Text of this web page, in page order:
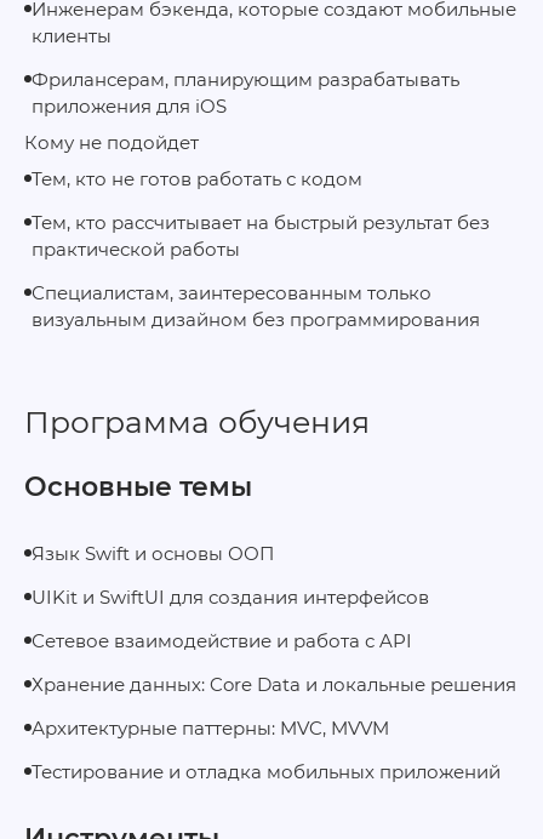
Инженерам бэкенда, которые создают мобильные
клиенты
Фрилансерам, планирующим разрабатывать
приложения для iOS
Кому не подойдет
Тем, кто не готов работать с кодом
Тем, кто рассчитывает на быстрый результат без
практической работы
Специалистам, заинтересованным только
визуальным дизайном без программирования
Программа обучения
Основные темы
Язык Swift и основы ООП
UIKit и SwiftUI для создания интерфейсов
Сетевое взаимодействие и работа с API
Хранение данных: Core Data и локальные решения
Архитектурные паттерны: MVC, MVVM
Тестирование и отладка мобильных приложений